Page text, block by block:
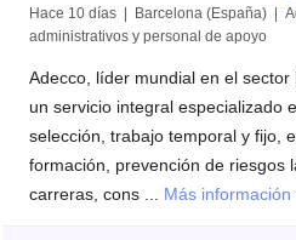
Hace 10 días | Barcelona (España) |
administrativos y personal de apoyo
Adecco, líder mundial en el
un servicio integral especializado
selección, trabajo temporal y fijo,
formación, prevención de riesgos
carreras, cons ... Más información